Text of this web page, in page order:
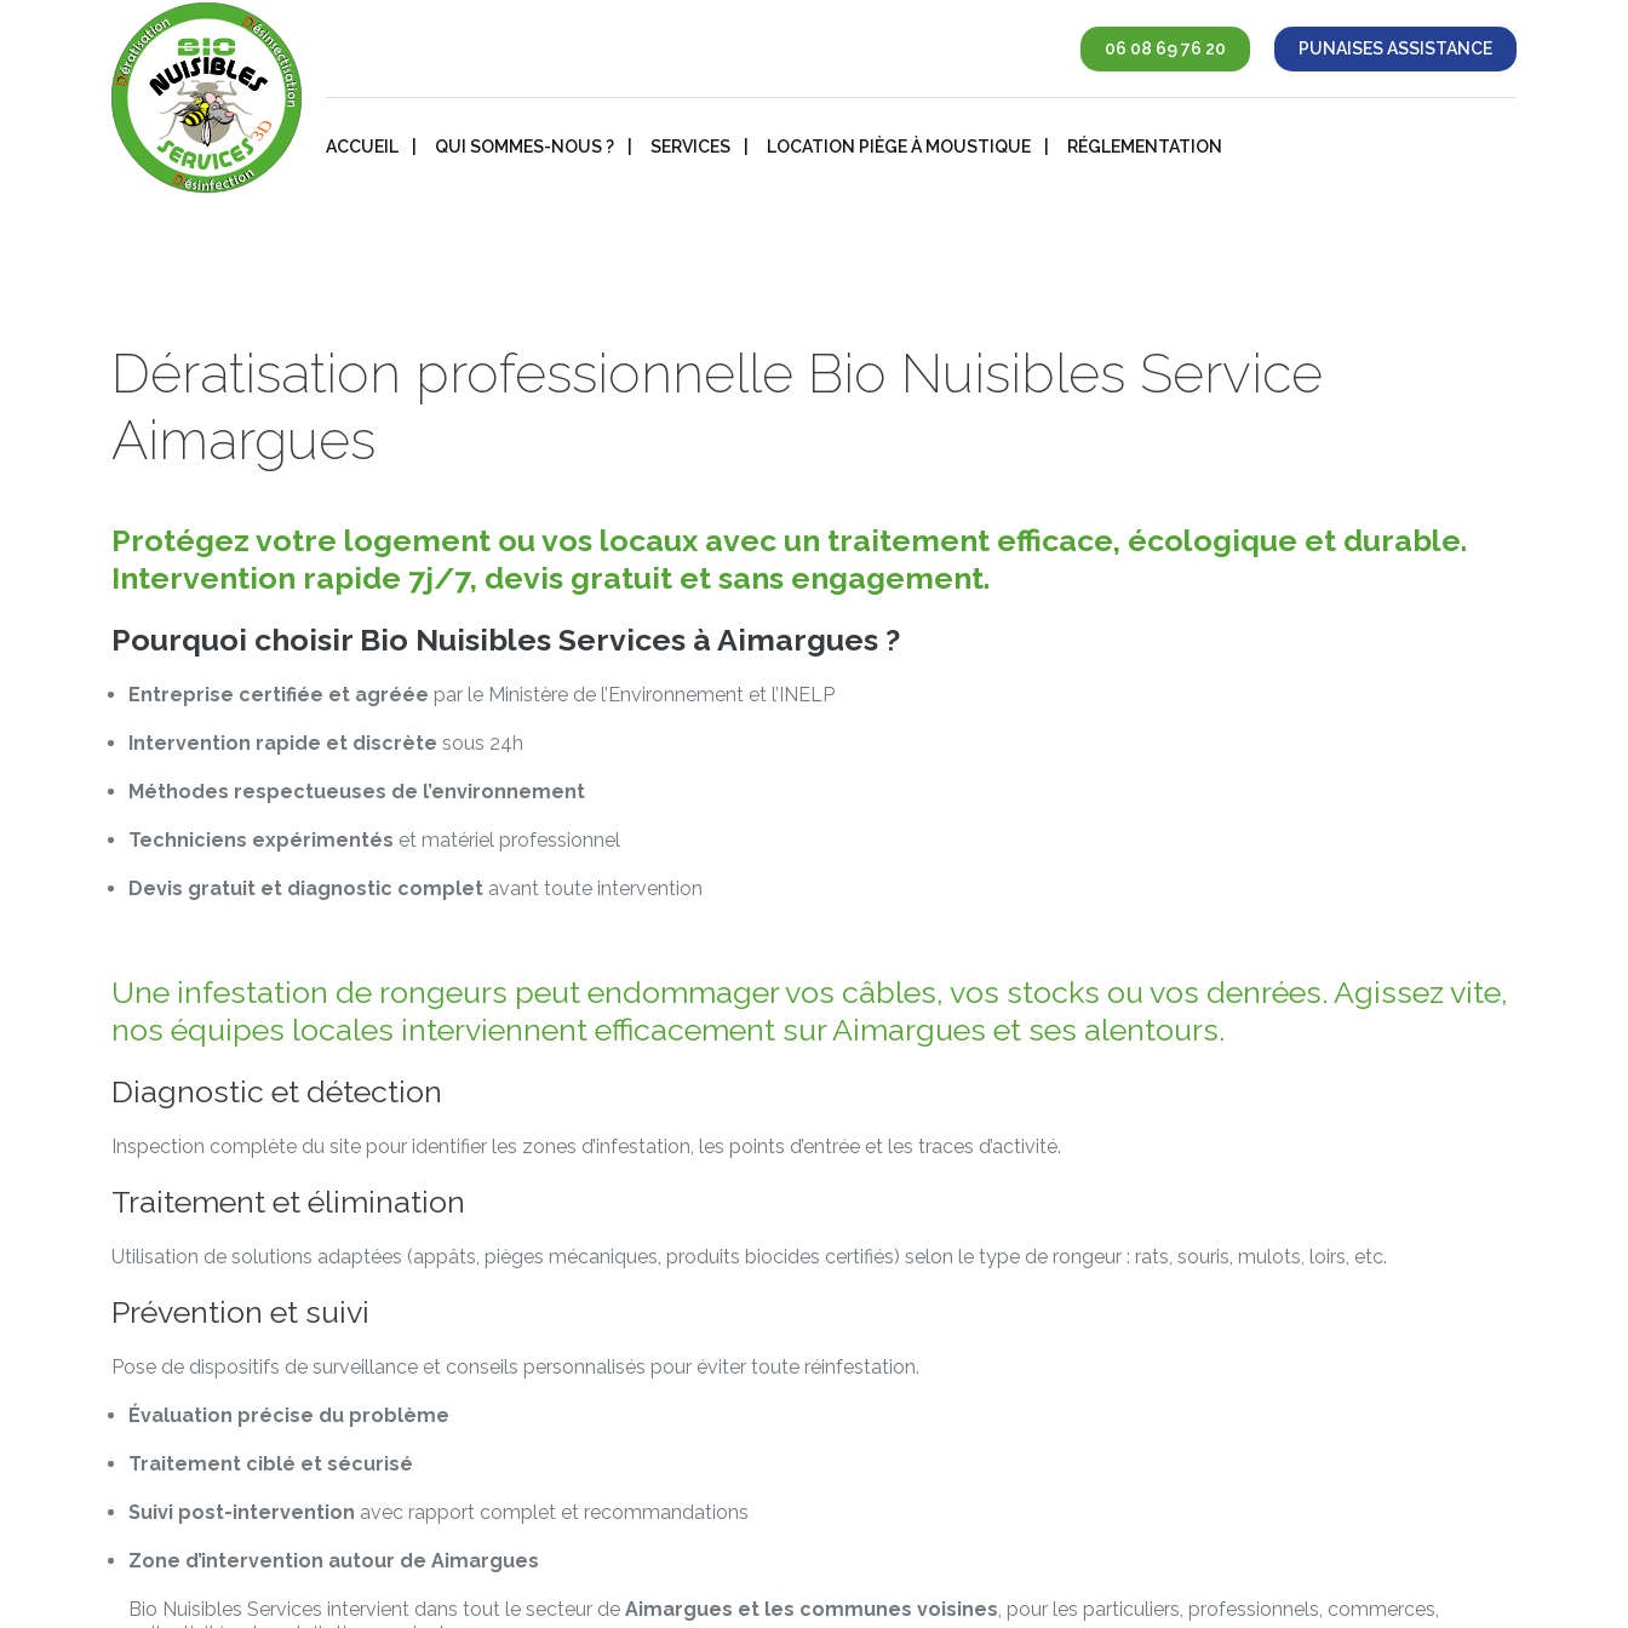
06 08 69 76 20 PUNAISES ASSISTANCE
ACCUEIL QUI SOMMES-NOUS ? SERVICES LOCATION PIÈGE À MOUSTIQUE RÉGLEMENTATION
Dératisation professionnelle Bio Nuisibles Service
Aimargues
Protégez votre logement ou vos locaux avec un traitement efficace, écologique et durable.
Intervention rapide 7j/7, devis gratuit et sans engagement.
Pourquoi choisir Bio Nuisibles Services à Aimargues ?
Entreprise certifiée et agréée par le Ministère de l’Environnement et l’INELP
Intervention rapide et discrète sous 24h
Méthodes respectueuses de l’environnement
Techniciens expérimentés et matériel professionnel
Devis gratuit et diagnostic complet avant toute intervention
Une infestation de rongeurs peut endommager vos câbles, vos stocks ou vos denrées. Agissez vite,
nos équipes locales interviennent efficacement sur Aimargues et ses alentours.
Diagnostic et détection
Inspection complète du site pour identifier les zones d’infestation, les points d’entrée et les traces d’activité.
Traitement et élimination
Utilisation de solutions adaptées (appâts, pièges mécaniques, produits biocides certifiés) selon le type de rongeur : rats, souris, mulots, loirs, etc.
Prévention et suivi
Pose de dispositifs de surveillance et conseils personnalisés pour éviter toute réinfestation.
Évaluation précise du problème
Traitement ciblé et sécurisé
Suivi post-intervention avec rapport complet et recommandations
Zone d’intervention autour de Aimargues
Bio Nuisibles Services intervient dans tout le secteur de Aimargues et les communes voisines, pour les particuliers, professionnels, commerces,